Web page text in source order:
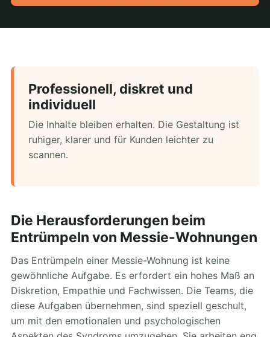
Professionell, diskret und
individuell
Die Inhalte bleiben erhalten. Die Gestaltung ist
ruhiger, klarer und für Kunden leichter zu
scannen.
Die Herausforderungen beim
Entrümpeln von Messie-Wohnungen
Das Entrümpeln einer Messie-Wohnung ist keine
gewöhnliche Aufgabe. Es erfordert ein hohes Maß an
Diskretion, Empathie und Fachwissen. Die Teams, die
diese Aufgaben übernehmen, sind speziell geschult,
um mit den emotionalen und psychologischen